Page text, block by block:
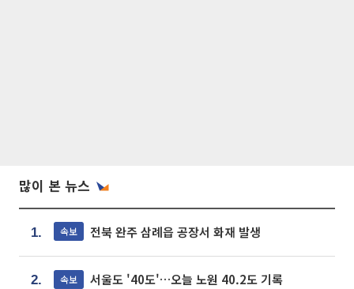
많이 본 뉴스
1. 속보 전북 완주 삼례읍 공장서 화재 발생
2. 속보 서울도 '40도'…오늘 노원 40.2도 기록